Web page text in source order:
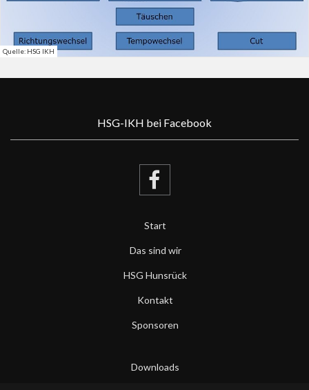
Quelle: HSG IKH
HSG-IKH bei Facebook
Start
Das sind wir
HSG Hunsrück
Kontakt
Sponsoren
Downloads